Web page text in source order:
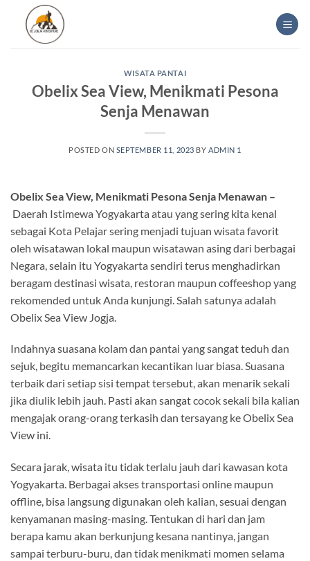
content
WISATA PANTAI
Obelix Sea View, Menikmati Pesona
Senja Menawan
POSTED ON SEPTEMBER 11, 2023 BY ADMIN 1
Obelix Sea View, Menikmati Pesona Senja Menawan –
Daerah Istimewa Yogyakarta atau yang sering kita kenal
sebagai Kota Pelajar sering menjadi tujuan wisata favorit
oleh wisatawan lokal maupun wisatawan asing dari berbagai
Negara, selain itu Yogyakarta sendiri terus menghadirkan
beragam destinasi wisata, restoran maupun coffeeshop yang
rekomended untuk Anda kunjungi. Salah satunya adalah
Obelix Sea View Jogja.
Indahnya suasana kolam dan pantai yang sangat teduh dan
sejuk, begitu memancarkan kecantikan luar biasa. Suasana
terbaik dari setiap sisi tempat tersebut, akan menarik sekali
jika diulik lebih jauh. Pasti akan sangat cocok sekali bila kalian
mengajak orang-orang terkasih dan tersayang ke Obelix Sea
View ini.
Secara jarak, wisata itu tidak terlalu jauh dari kawasan kota
Yogyakarta. Berbagai akses transportasi online maupun
offline, bisa langsung digunakan oleh kalian, sesuai dengan
kenyamanan masing-masing. Tentukan di hari dan jam
berapa kamu akan berkunjung kesana nantinya, jangan
sampai terburu-buru, dan tidak menikmati momen selama